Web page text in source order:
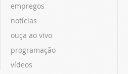
empregos
notícias
ouça ao vivo
programação
vídeos